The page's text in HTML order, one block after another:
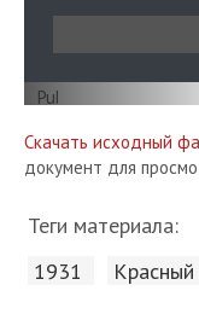
Скачать исходный
документ для
Теги материала:
1931 Красный